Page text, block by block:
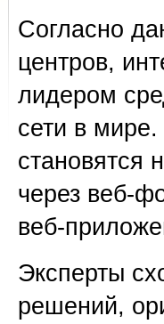
Согласно
центров,
лидером
сети в
становятся
через веб-
веб-
Эксперты
решений,